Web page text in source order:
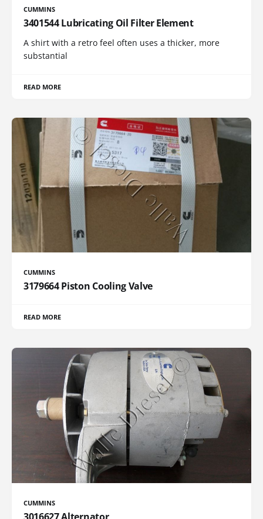
CUMMINS
3401544 Lubricating Oil Filter Element
A shirt with a retro feel often uses a thicker, more
substantial
READ MORE
CUMMINS
3179664 Piston Cooling Valve
READ MORE
CUMMINS